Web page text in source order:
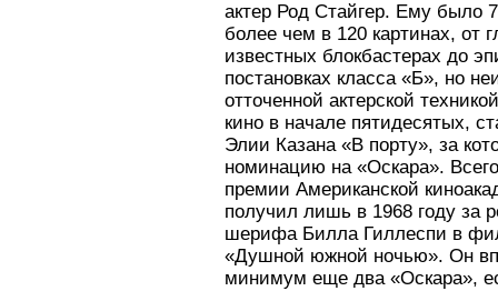
актер Род Стайгер. Ему было
более чем в 120 картинах, от
известных блокбастерах до
постановках класса «Б», но
отточенной актерской
кино в начале пятидесятых,
Элии Казана «В порту», за
номинацию на «Оскара».
премии Американской
получил лишь в 1968 году за
шерифа Билла Гиллеспи в
«Душной южной ночью». Он
минимум еще два «Оскара»,